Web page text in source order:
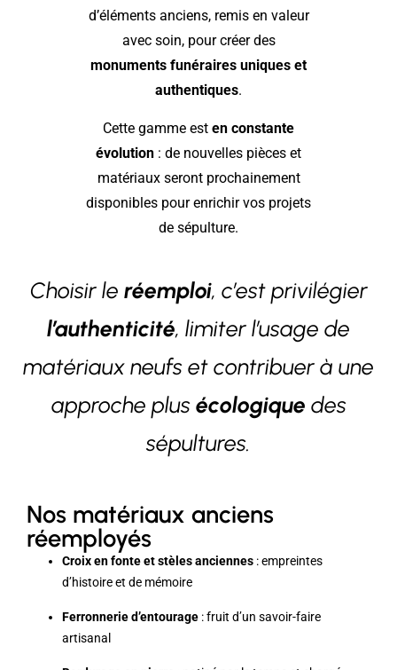
d’éléments anciens, remis en valeur
avec soin, pour créer des
monuments funéraires uniques et
authentiques.
Cette gamme est en constante
évolution : de nouvelles pièces et
matériaux seront prochainement
disponibles pour enrichir vos projets
de sépulture.
Choisir le réemploi, c’est privilégier
l’authenticité, limiter l’usage de
matériaux neufs et contribuer à une
approche plus écologique des
sépultures.
Nos matériaux anciens
réemployés
Croix en fonte et stèles anciennes : empreintes
d’histoire et de mémoire
Ferronnerie d’entourage : fruit d’un savoir-faire
artisanal